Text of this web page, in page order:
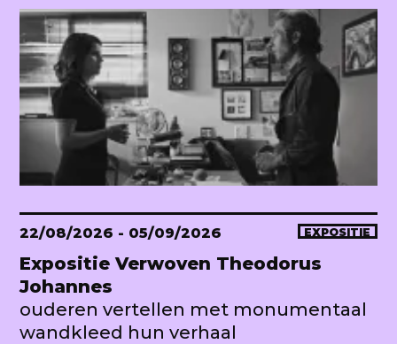
22/08/2026 - 05/09/2026 EXPOSITIE
Expositie Verwoven Theodorus
Johannes
ouderen vertellen met monumentaal
wandkleed hun verhaal